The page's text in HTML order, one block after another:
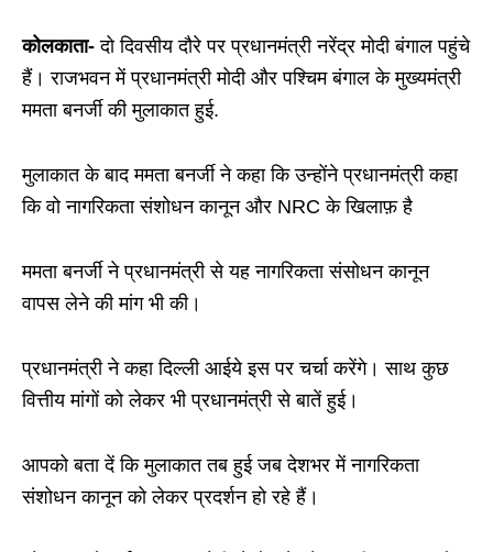
कोलकाता- दो दिवसीय दौरे पर प्रधानमंत्री नरेंद्र मोदी बंगाल पहुंचे
हैं। राजभवन में प्रधानमंत्री मोदी और पश्चिम बंगाल के मुख्यमंत्री
ममता बनर्जी की मुलाकात हुई.
मुलाकात के बाद ममता बनर्जी ने कहा कि उन्होंने प्रधानमंत्री कहा
कि वो नागरिकता संशोधन कानून और NRC के खिलाफ़ है
ममता बनर्जी ने प्रधानमंत्री से यह नागरिकता संसोधन कानून
वापस लेने की मांग भी की।
प्रधानमंत्री ने कहा दिल्ली आईये इस पर चर्चा करेंगे। साथ कुछ
वित्तीय मांगों को लेकर भी प्रधानमंत्री से बातें हुई।
आपको बता दें कि मुलाकात तब हुई जब देशभर में नागरिकता
संशोधन कानून को लेकर प्रदर्शन हो रहे हैं।